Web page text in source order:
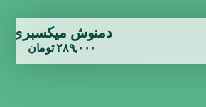
دمنوش میکسبری
۲۸۹,۰۰۰ تومان